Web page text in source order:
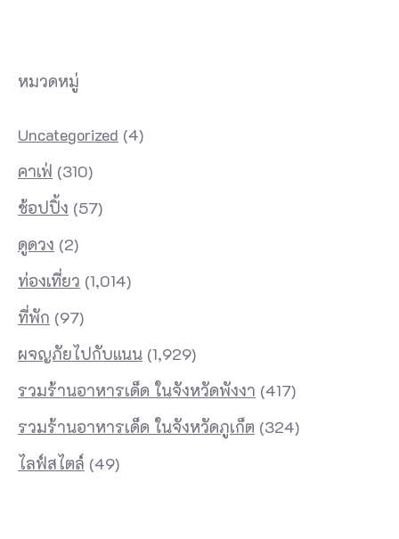
หมวดหมู่
Uncategorized (4)
คาเฟ่ (310)
ช้อปปิ้ง (57)
ดูดวง (2)
ท่องเที่ยว (1,014)
ที่พัก (97)
ผจญภัยไปกับแนน (1,929)
รวมร้านอาหารเด็ด ในจังหวัดพังงา (417)
รวมร้านอาหารเด็ด ในจังหวัดภูเก็ต (324)
ไลฟ์สไตล์ (49)